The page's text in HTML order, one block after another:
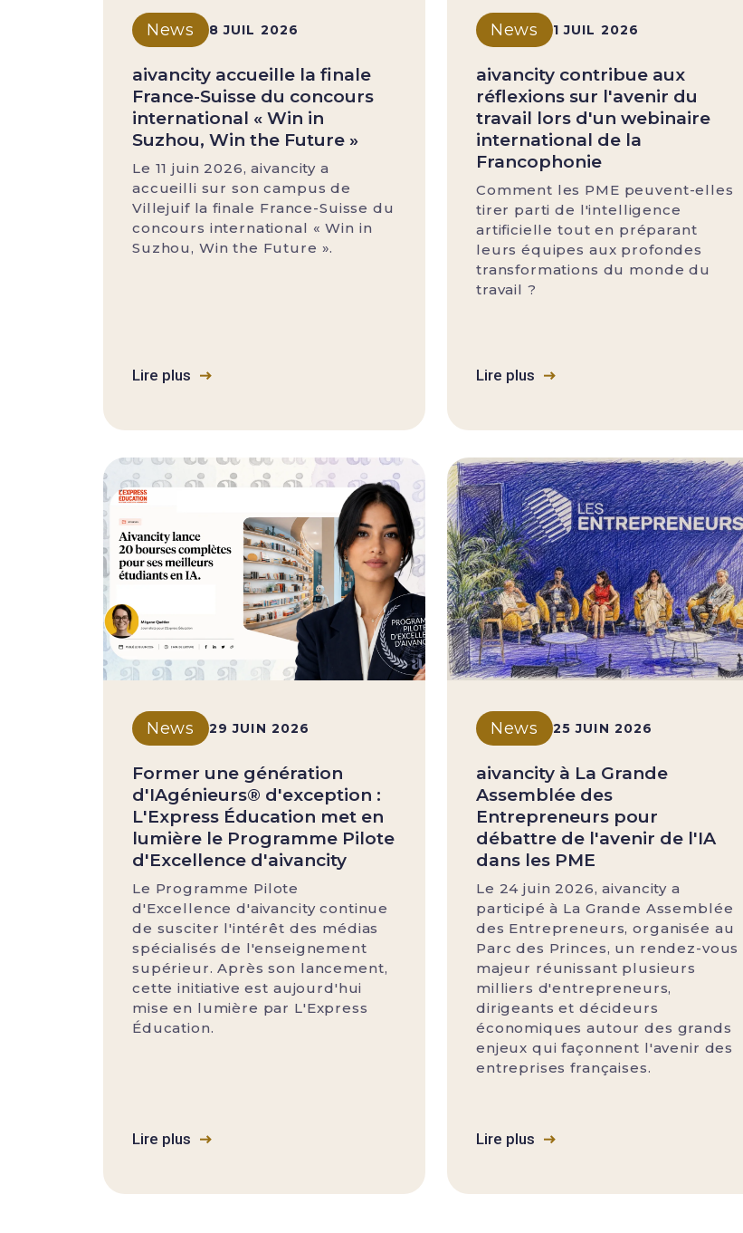
News 8 JUIL 2026
aivancity accueille la finale
France-Suisse du concours
international « Win in
Suzhou, Win the Future »
Le 11 juin 2026, aivancity a
accueilli sur son campus de
Villejuif la finale France-Suisse du
concours international « Win in
Suzhou, Win the Future ».
Lire plus
News 1 JUIL 2026
aivancity contribue aux
réflexions sur l'avenir du
travail lors d'un webinaire
international de la
Francophonie
Comment les PME peuvent-elles
tirer parti de l'intelligence
artificielle tout en préparant
leurs équipes aux profondes
transformations du monde du
travail ?
Lire plus
News 29 JUIN 2026
Former une génération
d'IAgénieurs® d'exception :
L'Express Éducation met en
lumière le Programme Pilote
d'Excellence d'aivancity
Le Programme Pilote
d'Excellence d'aivancity continue
de susciter l'intérêt des médias
spécialisés de l'enseignement
supérieur. Après son lancement,
cette initiative est aujourd'hui
mise en lumière par L'Express
Éducation.
Lire plus
News 25 JUIN 2026
aivancity à La Grande
Assemblée des
Entrepreneurs pour
débattre de l'avenir de l'IA
dans les PME
Le 24 juin 2026, aivancity a
participé à La Grande Assemblée
des Entrepreneurs, organisée au
Parc des Princes, un rendez-vous
majeur réunissant plusieurs
milliers d'entrepreneurs,
dirigeants et décideurs
économiques autour des grands
enjeux qui façonnent l'avenir des
entreprises françaises.
Lire plus